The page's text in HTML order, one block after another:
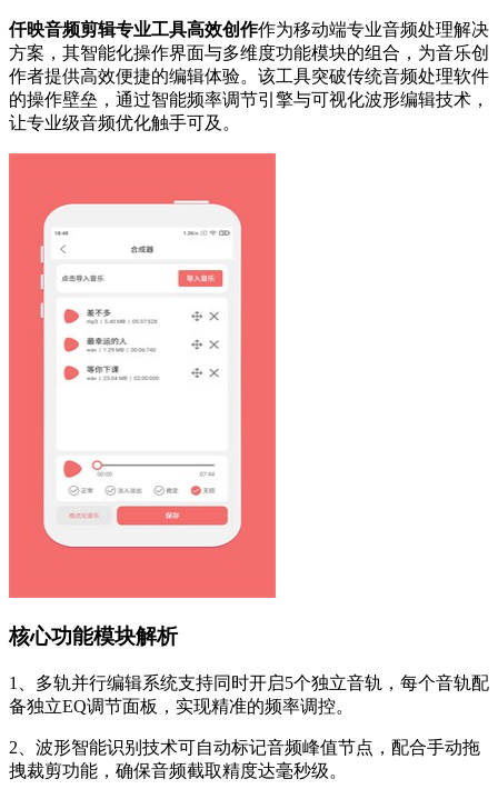
仟映音频剪辑专业工具高效创作作为移动端专业音频处理解决
方案，其智能化操作界面与多维度功能模块的组合，为音乐创
作者提供高效便捷的编辑体验。该工具突破传统音频处理软件
的操作壁垒，通过智能频率调节引擎与可视化波形编辑技术，
让专业级音频优化触手可及。
核心功能模块解析
1、多轨并行编辑系统支持同时开启5个独立音轨，每个音轨配
备独立EQ调节面板，实现精准的频率调控。
2、波形智能识别技术可自动标记音频峰值节点，配合手动拖
拽裁剪功能，确保音频截取精度达毫秒级。